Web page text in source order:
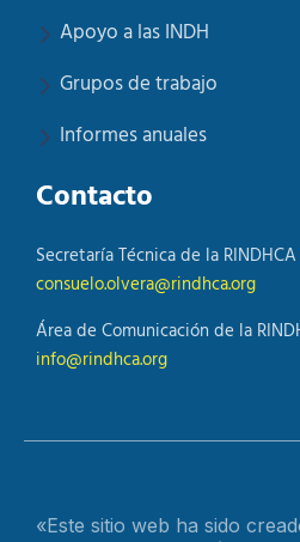
Apoyo a las INDH
Grupos de trabajo
Informes anuales
Contacto
Secretaría Técnica de la RINDHCA
consuelo.olvera@rindhca.org
Área de Comunicación de la
info@rindhca.org
«Este sitio web ha sido